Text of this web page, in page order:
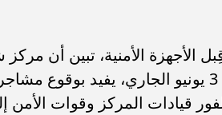
الأجهزة الأمنية، تبين أن مركز
البحيرة كان قد تلقى بلاغاً بتاريخ 3 يونيو
قيادات المركز وقوات الأمن